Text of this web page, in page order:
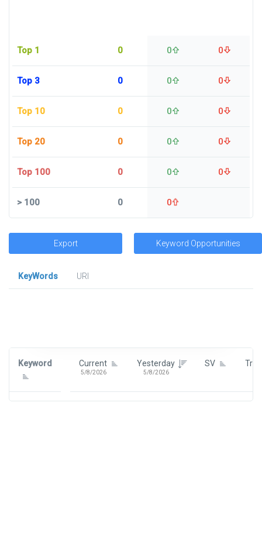
Top 1 0 0 0
Top 3 0 0 0
Top 10 0 0 0
Top 20 0 0 0
Top 100 0 0 0
>100 0 0
Export Keyword Opportunities
KeyWords
URl
Keyword Current
5/8/2026
Yesterday
5/8/2026
SV